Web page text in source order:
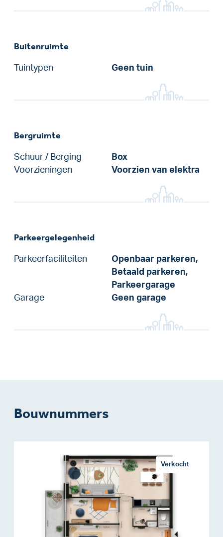
Buitenruimte
Tuintypen Geen tuin
Bergruimte
Schuur / Berging
Box
Voorzieningen
Voorzien van elektra
Parkeergelegenheid
Parkeerfaciliteiten
Openbaar parkeren,
Betaald parkeren,
Parkeergarage
Garage
Geen garage
Bouwnummers
Verkocht